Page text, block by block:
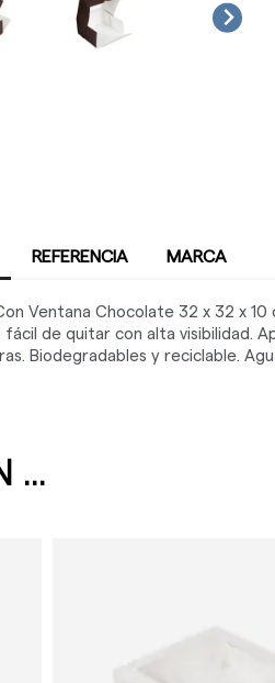
REFERENCIA MARCA
Ventana Chocolate 32 x 32 x
fácil de quitar con alta
Biodegradables y reciclable.
...